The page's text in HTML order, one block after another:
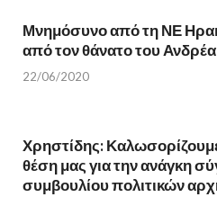
n
s
i
n
n
n
d
o
w
)
s
i
n
n
e
d
o
w
)
Μνημόσυνο από τη ΝΕ
από τον θάνατο του
22/06/2020
Χρηστίδης:
θέση μας για την ανάγκη
συμβουλίου πολιτικών